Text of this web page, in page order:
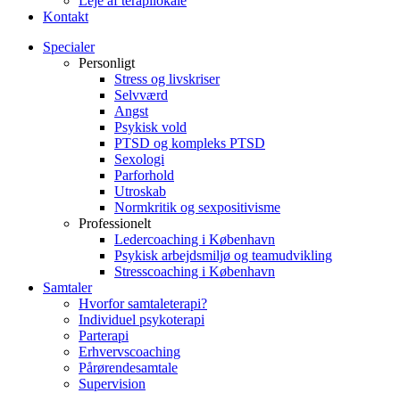
Kontakt
Specialer
Personligt
Stress og livskriser
Selvværd
Angst
Psykisk vold
PTSD og kompleks PTSD
Sexologi
Parforhold
Utroskab
Normkritik og sexpositivisme
Professionelt
Ledercoaching i København
Psykisk arbejdsmiljø og teamudvikling
Stresscoaching i København
Samtaler
Hvorfor samtaleterapi?
Individuel psykoterapi
Parterapi
Erhvervscoaching
Pårørendesamtale
Supervision